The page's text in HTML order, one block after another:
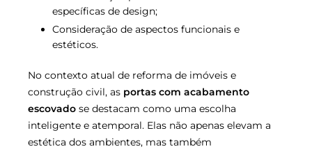
específicas de design;
Consideração de aspectos funcionais e
estéticos.
No contexto atual de reforma de imóveis e
construção civil, as portas com acabamento
escovado se destacam como uma escolha
inteligente e atemporal. Elas não apenas elevam a
estética dos ambientes, mas também